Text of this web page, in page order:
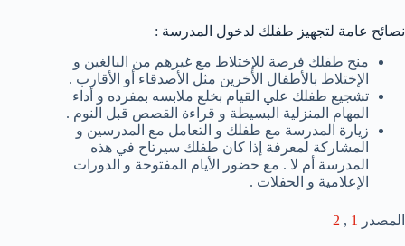
نصائح عامة لتجهيز طفلك لدخول المدرسة :
منح طفلك فرصة للإختلاط مع غيرهم من البالغين و
الإختلاط بالأطفال الأخرين مثل الأصدقاء أو الأقارب .
تشجيع طفلك علي القيام بخلع ملابسه بمفرده و أداء
المهام المنزلية البسيطة و قراءة القصص قبل النوم .
زيارة المدرسة مع طفلك و التعامل مع المدرسين و
المشاركة لمعرفة إذا كان طفلك سيرتاح في هذه
المدرسة أم لا . مع حضور الأيام المفتوحة و الدورات
الإعلامية و الحفلات .
المصدر 1
,